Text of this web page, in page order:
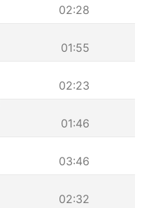
02:28
01:55
02:23
01:46
03:46
02:32